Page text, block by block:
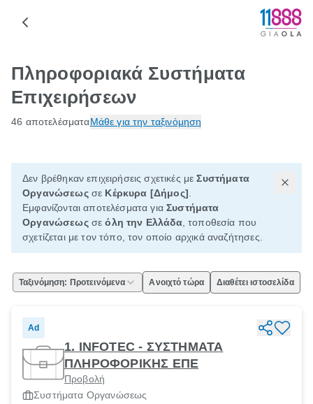
Πληροφοριακά Συστήματα
Επιχειρήσεων
46 αποτελέσματαΜάθε για την ταξινόμηση
Δεν βρέθηκαν επιχειρήσεις σχετικές μεΣυστήματα
Οργανώσεωςσε Κέρκυρα [Δήμος]
Εμφανίζονται αποτελέσματα γιαΣυστήματα
Οργανώσεωςσεόλη την Ελλάδα, τοποθεσία που
σχετίζεται με τον τόπο, τον οποίο αρχικά αναζήτησες.
Ταξινόμηση: Προτεινόμενα Ανοιχτό τώρα Διαθέτει ιστοσελίδα
Ad
1. INFOTEC - ΣΥΣΤΗΜΑΤΑ
ΠΛΗΡΟΦΟΡΙΚΗΣ ΕΠΕ
Προβολή
Συστήματα Οργανώσεως